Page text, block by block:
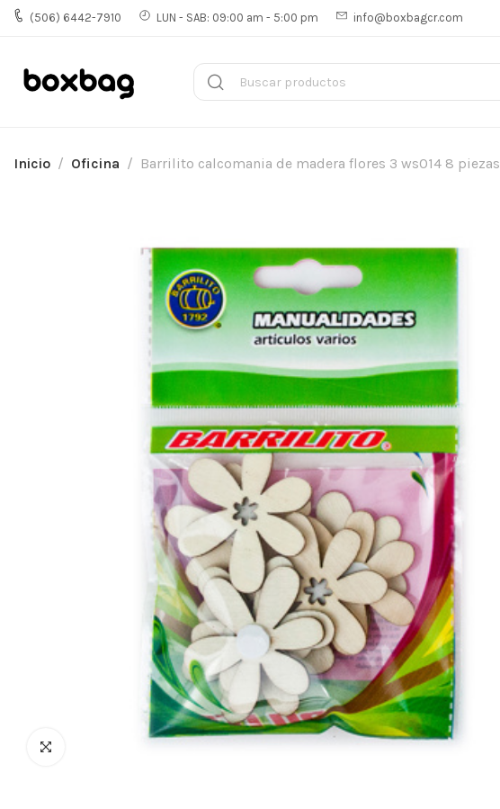
(506) 6442-7910 LUN - SAB: 09:00 am - 5:00 pm info@boxbagcr.com
Inicio Oficina Barrilito calcomania de madera flores 3 ws014 8 piezas